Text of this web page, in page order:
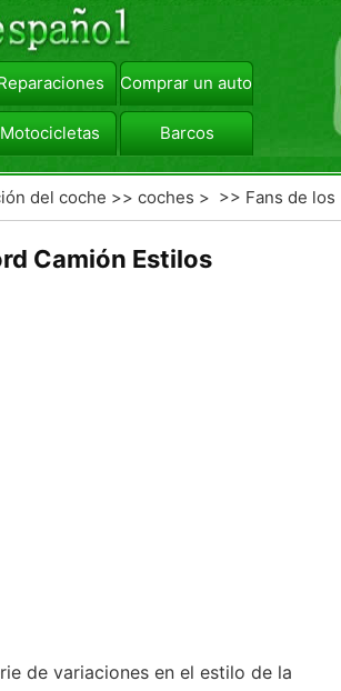
Comprar un automóvil
Motocicletas Barcos
Camiones
del coche >>coches > >> Fans de los
Camión Estilos
de variaciones en el estilo de la